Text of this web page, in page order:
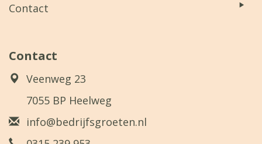
Contact
Contact
Veenweg 23
7055 BP Heelweg
info@bedrijfsgroeten.nl